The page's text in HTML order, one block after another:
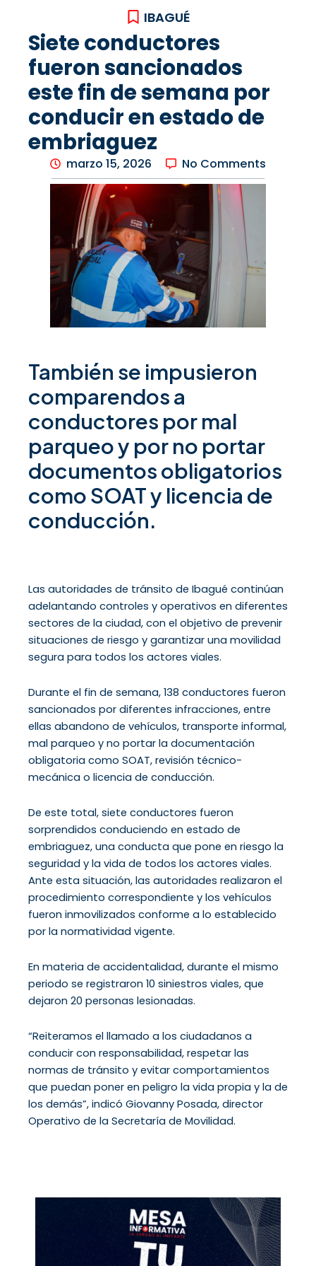
IBAGUÉ
Siete conductores
fueron sancionados
este fin de semana por
conducir en estado de
embriaguez
marzo 15, 2026 No Comments
También se impusieron
comparendos a
conductores por mal
parqueo y por no portar
documentos obligatorios
como SOAT y licencia de
conducción.
Las autoridades de tránsito de Ibagué continúan
adelantando controles y operativos en diferentes
sectores de la ciudad, con el objetivo de prevenir
situaciones de riesgo y garantizar una movilidad
segura para todos los actores viales.
Durante el fin de semana, 138 conductores fueron
sancionados por diferentes infracciones, entre
ellas abandono de vehículos, transporte informal,
mal parqueo y no portar la documentación
obligatoria como SOAT, revisión técnico-
mecánica o licencia de conducción.
De este total, siete conductores fueron
sorprendidos conduciendo en estado de
embriaguez, una conducta que pone en riesgo la
seguridad y la vida de todos los actores viales.
Ante esta situación, las autoridades realizaron el
procedimiento correspondiente y los vehículos
fueron inmovilizados conforme a lo establecido
por la normatividad vigente.
En materia de accidentalidad, durante el mismo
periodo se registraron 10 siniestros viales, que
dejaron 20 personas lesionadas.
“Reiteramos el llamado a los ciudadanos a
conducir con responsabilidad, respetar las
normas de tránsito y evitar comportamientos
que puedan poner en peligro la vida propia y la de
los demás”, indicó Giovanny Posada, director
Operativo de la Secretaría de Movilidad.